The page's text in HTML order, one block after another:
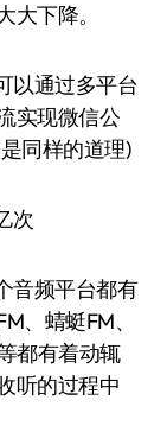
下降。
以通过多平台
实现微信公
同样的道理)
次
音频平台都有
、蜻蜓FM、
都有着动辄
听的过程中